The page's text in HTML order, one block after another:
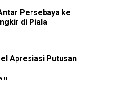
Persebaya ke
di Piala
Apresiasi Putusan